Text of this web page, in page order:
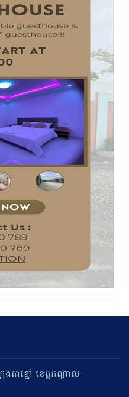
ងតាខ្មៅ ខេត្តកណ្តាល